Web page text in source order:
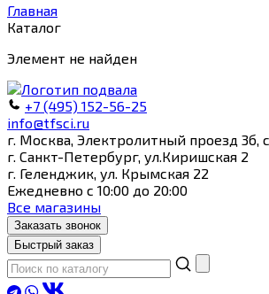
Главная
Каталог
Элемент не найден
+7 (495) 152-56-25
info@tfsci.ru
г. Москва, Электролитный проезд 3б,
г. Санкт-Петербург, ул.Киришская 2
г. Геленджик, ул. Крымская 22
Ежедневно с 10:00 до 20:00
Все магазины
Заказать звонок
Быстрый заказ